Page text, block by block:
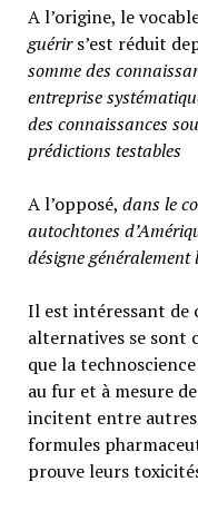
A l’origine, le
guérirs’est réduit
somme des
entreprise
des connaissances
prédictions testables
A l’opposé, dans le
autochtones
désigne généralement
Il est intéressant de
alternatives se sont
que la
au fur et à mesure
incitent entre
formules
prouve leurs